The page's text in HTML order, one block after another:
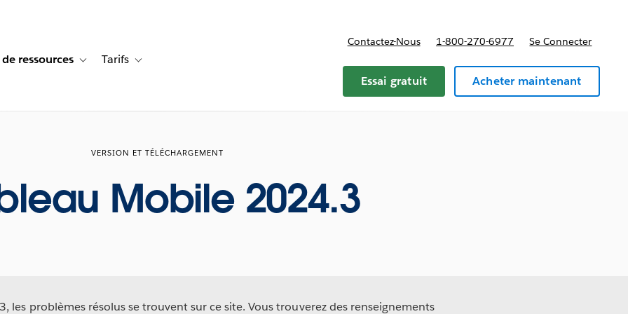
de cas for Solutions
ressources Toggle sub-navigation for Centre de ressources
Tarifs Toggle sub-navigation for Tarifs
Contactez-Nous 1-800-270-6977 Se Connecter
Essai gratuit Acheter maintenant
VERSION ET TÉLÉCHARGEMENT
Mobile 2024.3
les problèmes résolus se trouvent sur ce site. Vous trouverez des renseignements